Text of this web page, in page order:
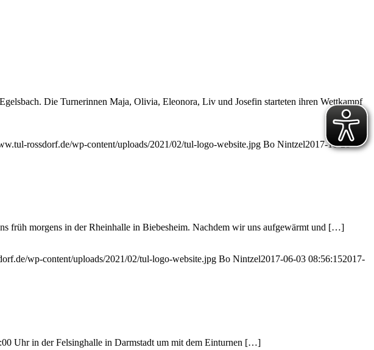
Die Turnerinnen Maja, Olivia, Eleonora, Liv und Josefin starteten ihren Wettkampf
rossdorf.de/wp-content/uploads/2021/02/tul-logo-website.jpg Bo Nintzel2017-10-21
früh morgens in der Rheinhalle in Biebesheim. Nachdem wir uns aufgewärmt und […]
wp-content/uploads/2021/02/tul-logo-website.jpg Bo Nintzel2017-06-03 08:56:152017-
Uhr in der Felsinghalle in Darmstadt um mit dem Einturnen […]